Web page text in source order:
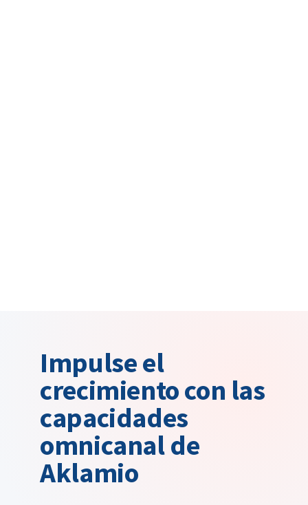
omnicanal
Coordinación de incentivos
personalizada y automatizada
Ofrezca los incentivos adecuados en
Impulse el
crecimiento con las
capacidades
omnicanal de
Aklamio